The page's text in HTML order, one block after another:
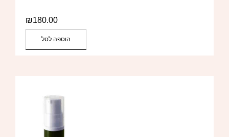
₪180.00
הוספה לסל